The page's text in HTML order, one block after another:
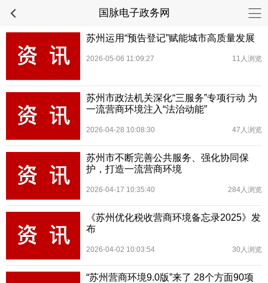
国脉电子政务网
苏州运用“预告登记”赋能城市高质量发展
2026-05-06 11:09:27 11人浏览
苏州市政法机关深化“三服务”专项行动 为
一流营商环境注入“法治动能”
2026-04-28 10:08:30 47人浏览
苏州市不断完善公共服务、强化协同保
护，打造一流营商环境
2026-04-17 10:35:40 284人浏览
《苏州优化税收营商环境备忘录2025》发
布
2026-04-02 10:03:54 30人浏览
“苏州营商环境9.0版”来了 28个方面90项